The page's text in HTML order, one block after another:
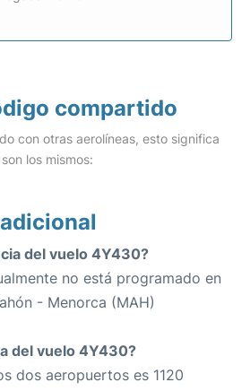
compartido
con otras aerolíneas, esto significa
los mismos:
del vuelo 4Y430?
no está programado en
- Menorca (MAH)
del vuelo 4Y430?
dos aeropuertos es 1120